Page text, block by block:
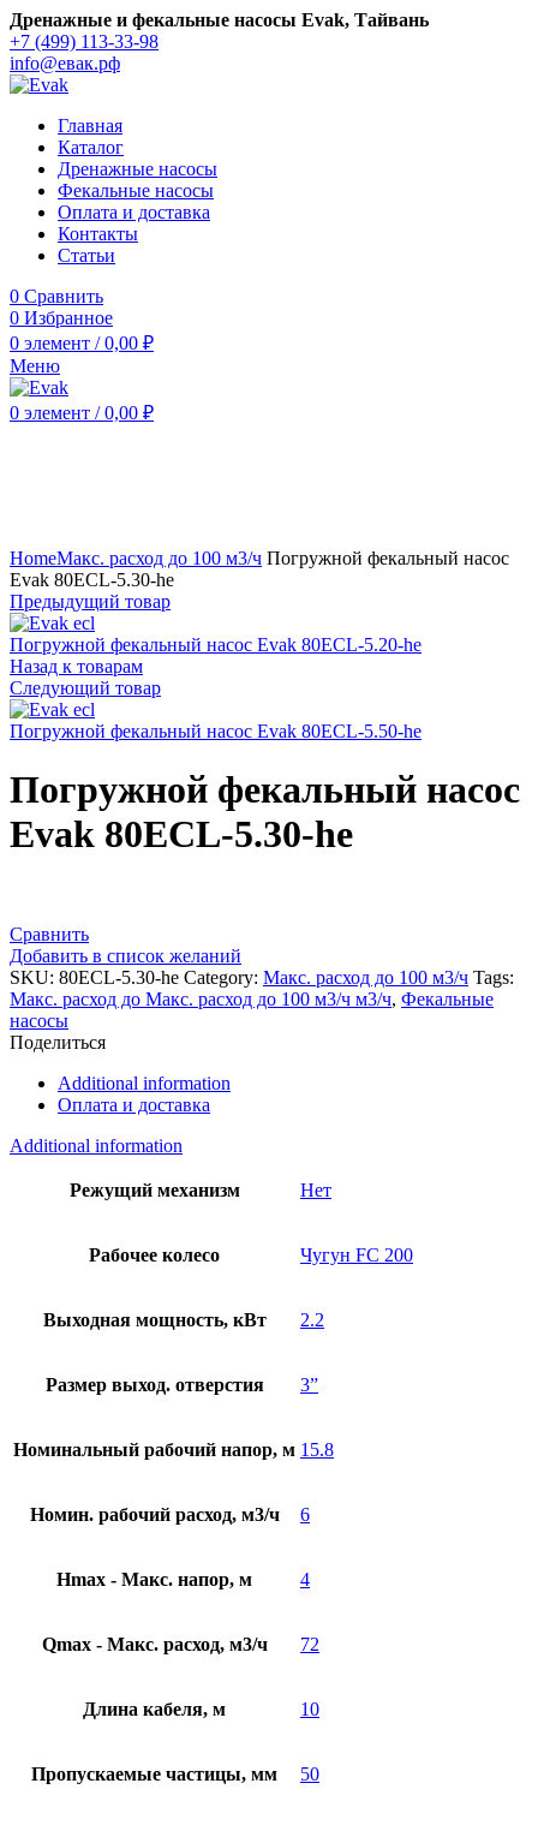
Дренажные и фекальные насосы Evak, Тайвань
+7 (499) 113-33-98
info@евак.рф
Главная
Каталог
Дренажные насосы
Фекальные насосы
Оплата и доставка
Контакты
Статьи
0 Сравнить
0 Избранное
0 элемент / 0,00 ₽
Меню
0 элемент / 0,00 ₽
HomeМакс. расход до 100 м3/ч Погружной фекальный насос
Evak 80ECL-5.30-he
Предыдущий товар
Погружной фекальный насос Evak 80ECL-5.20-he
Назад к товарам
Следующий товар
Погружной фекальный насос Evak 80ECL-5.50-he
Погружной фекальный насос
Evak 80ECL-5.30-he
Сравнить
Добавить в список желаний
SKU: 80ECL-5.30-he Category: Макс. расход до 100 м3/ч Tags:
Макс. расход до Макс. расход до 100 м3/ч м3/ч, Фекальные
насосы
Поделиться
Additional information
Оплата и доставка
Additional information
Режущий механизм Нет
Рабочее колесо Чугун FC 200
Выходная мощность, кВт 2.2
Размер выход. отверстия 3”
Номинальный рабочий напор, м 15.8
Номин. рабочий расход, м3/ч 6
Hmax - Макс. напор, м 4
Qmax - Макс. расход, м3/ч 72
Длина кабеля, м 10
Пропускаемые частицы, мм 50